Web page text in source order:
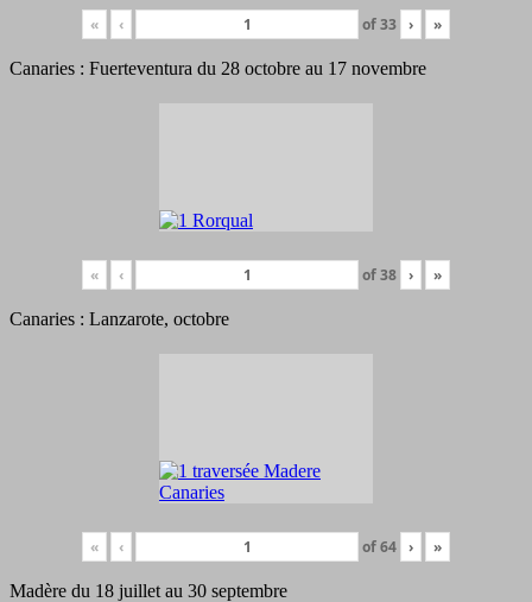
« ‹ of33 › »
Canaries : Fuerteventura du 28 octobre au 17 novembre
« ‹ of38 › »
Canaries : Lanzarote, octobre
« ‹ of64 › »
Madère du 18 juillet au 30 septembre